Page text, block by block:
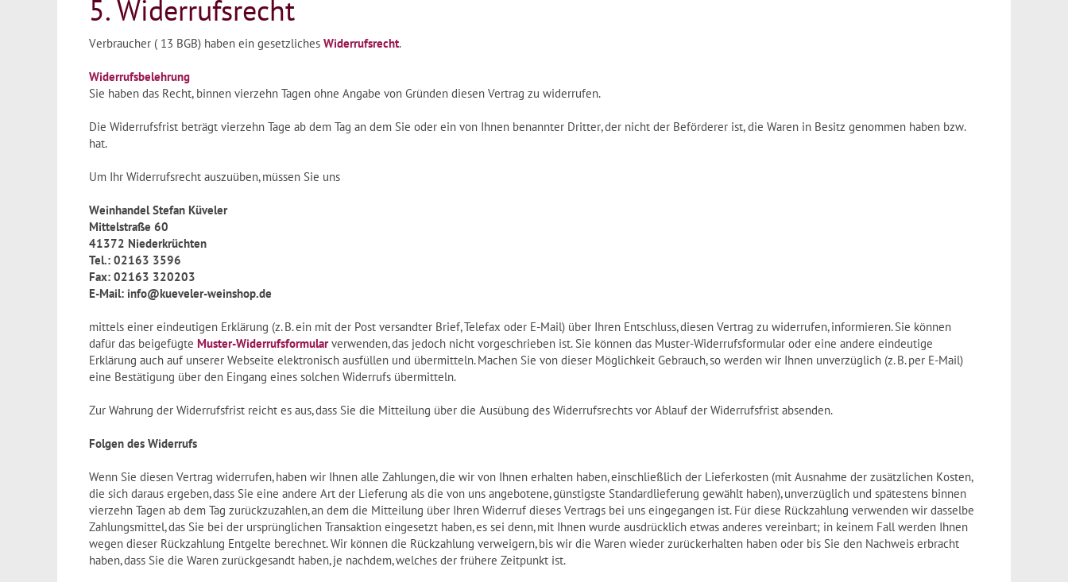
5. Widerrufsrecht
Verbraucher ( 13 BGB) haben ein gesetzliches Widerrufsrecht.
Widerrufsbelehrung
Sie haben das Recht, binnen vierzehn Tagen ohne Angabe von Gründen diesen Vertrag zu widerrufen.
Die Widerrufsfrist beträgt vierzehn Tage ab dem Tag an dem Sie oder ein von Ihnen benannter Dritter, der nicht der Beförderer ist, die Waren in Besitz genommen haben bzw.
hat.
Um Ihr Widerrufsrecht auszuüben, müssen Sie uns
Weinhandel Stefan Küveler
Mittelstraße 60
41372 Niederkrüchten
Tel.: 02163 3596
Fax: 02163 320203
E-Mail: info@kueveler-weinshop.de
mittels einer eindeutigen Erklärung (z. B. ein mit der Post versandter Brief, Telefax oder E-Mail) über Ihren Entschluss, diesen Vertrag zu widerrufen, informieren. Sie können
dafür das beigefügte Muster-Widerrufsformularverwenden, das jedoch nicht vorgeschrieben ist. Sie können das Muster-Widerrufsformular oder eine andere eindeutige
Erklärung auch auf unserer Webseite elektronisch ausfüllen und übermitteln. Machen Sie von dieser Möglichkeit Gebrauch, so werden wir Ihnen unverzüglich (z. B. per E-Mail)
eine Bestätigung über den Eingang eines solchen Widerrufs übermitteln.
Zur Wahrung der Widerrufsfrist reicht es aus, dass Sie die Mitteilung über die Ausübung des Widerrufsrechts vor Ablauf der Widerrufsfrist absenden.
Folgen des Widerrufs
Wenn Sie diesen Vertrag widerrufen, haben wir Ihnen alle Zahlungen, die wir von Ihnen erhalten haben, einschließlich der Lieferkosten (mit Ausnahme der zusätzlichen Kosten,
die sich daraus ergeben, dass Sie eine andere Art der Lieferung als die von uns angebotene, günstigste Standardlieferung gewählt haben), unverzüglich und spätestens binnen
vierzehn Tagen ab dem Tag zurückzuzahlen, an dem die Mitteilung über Ihren Widerruf dieses Vertrags bei uns eingegangen ist. Für diese Rückzahlung verwenden wir dasselbe
Zahlungsmittel, das Sie bei der ursprünglichen Transaktion eingesetzt haben, es sei denn, mit Ihnen wurde ausdrücklich etwas anderes vereinbart; in keinem Fall werden Ihnen
wegen dieser Rückzahlung Entgelte berechnet. Wir können die Rückzahlung verweigern, bis wir die Waren wieder zurückerhalten haben oder bis Sie den Nachweis erbracht
haben, dass Sie die Waren zurückgesandt haben, je nachdem, welches der frühere Zeitpunkt ist.